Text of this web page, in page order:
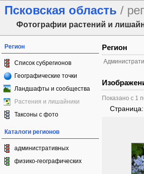
Псковская область /
Фотографии растений и
Регион
Список субрегионов
Географические точки
Ландшафты и сообщества
Растения и лишайники
Таксоны с фото
Каталоги регионов
административных
физико-географических
Регион
Показано с 1
Страница: